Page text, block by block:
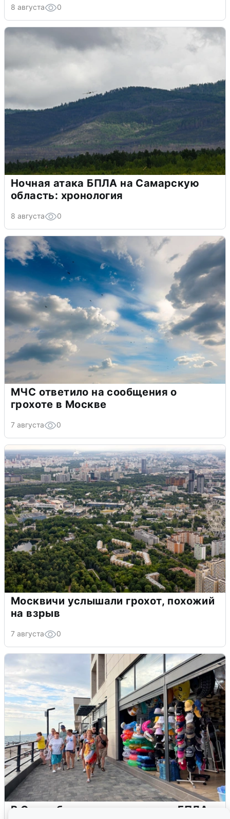
8 августа 0
Ночная атака БПЛА на Самарскую
область: хронология
8 августа 0
МЧС ответило на сообщения о
грохоте в Москве
7 августа 0
Москвичи услышали грохот, похожий
на взрыв
7 августа 0
В Сочи объявили угрозу атаки БПЛА и